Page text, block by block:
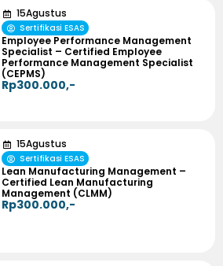
15Agustus
Sertifikasi ESAS
Employee Performance Management
Specialist – Certified Employee
Performance Management Specialist
(CEPMS)
Rp300.000,-
15Agustus
Sertifikasi ESAS
Lean Manufacturing Management –
Certified Lean Manufacturing
Management (CLMM)
Rp300.000,-